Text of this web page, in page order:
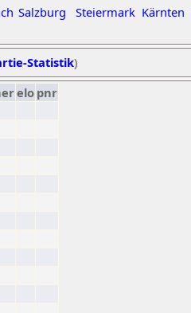
Salzburg Steiermark Kärnten
Statistik)
elo pnr